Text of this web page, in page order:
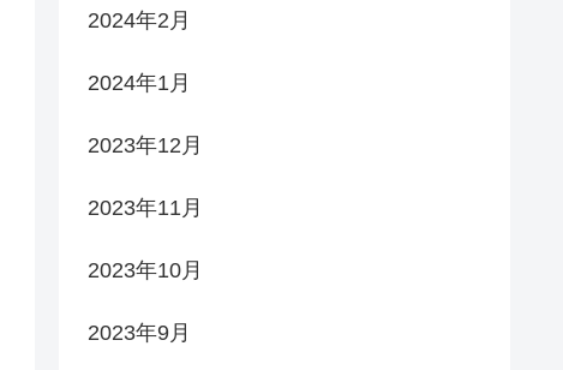
2024年2月
2024年1月
2023年12月
2023年11月
2023年10月
2023年9月